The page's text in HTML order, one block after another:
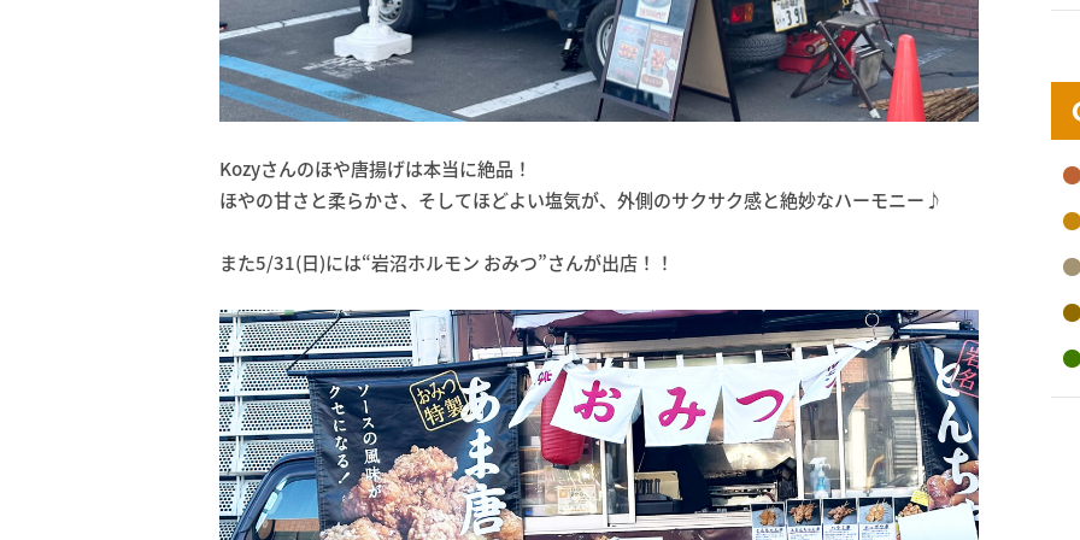
Kozyさんのほや唐揚げは本当に絶品！
ほやの甘さと柔らかさ、そしてほどよい塩気が、外側のサクサク感と絶妙なハーモニー♪
また5/31(日)には“岩沼ホルモン おみつ”さんが出店！！